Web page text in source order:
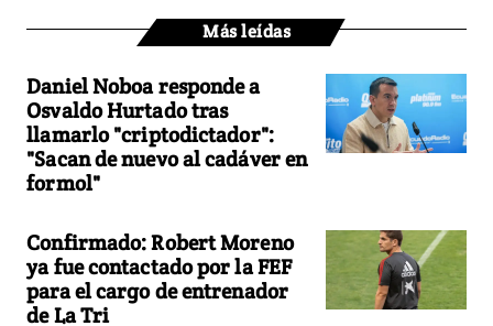
Más leídas
Daniel Noboa responde a
Osvaldo Hurtado tras
llamarlo "criptodictador":
"Sacan de nuevo al cadáver en
formol"
Confirmado: Robert Moreno
ya fue contactado por la FEF
para el cargo de entrenador
de La Tri